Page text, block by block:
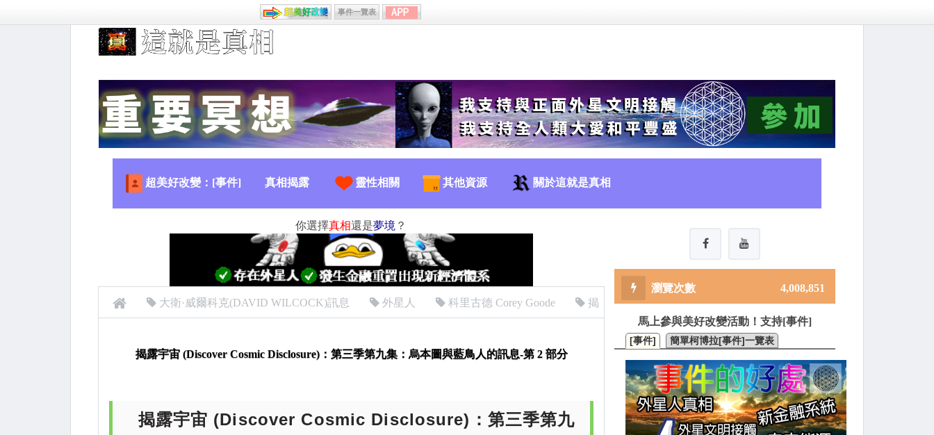
事件一覽表
超美好改變：[事件] 真相揭露 靈性相關 其他資源 關於這就是真相
你選擇真相還是夢境 ？
大衛·威爾科克(DAVID WILCOCK)訊息 外星人 科里古德 Corey Goode 揭
第 2 部分揭露宇宙 (Discover Cosmic Disclosure)：第三季第九集：烏本圖與藍鳥人的訊息-第 2 部分
揭露宇宙 (Discover Cosmic Disclosure)：第三季第九
4,008,851
馬上參與美好改變活動！支持[事件]
[事件] 簡單柯博拉[事件]一覽表